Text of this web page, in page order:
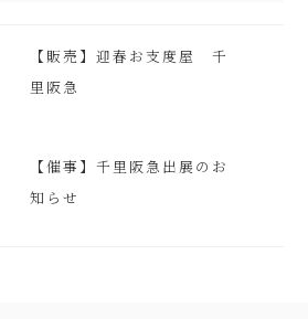
【販売】迎春お支度屋 千
里阪急
【催事】千里阪急出展のお
知らせ